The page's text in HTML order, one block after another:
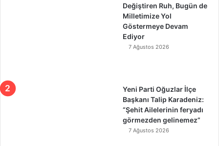
Değiştiren Ruh, Bugün de
Milletimize Yol
Göstermeye Devam
Ediyor
7 Ağustos 2026
Yeni Parti Oğuzlar İlçe
Başkanı Talip Karadeniz:
“Şehit Ailelerinin feryadı
görmezden gelinemez”
7 Ağustos 2026